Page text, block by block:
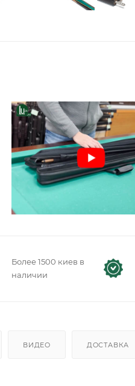
Более 1500 киев в
наличии
ВИДЕО ДОСТАВКА